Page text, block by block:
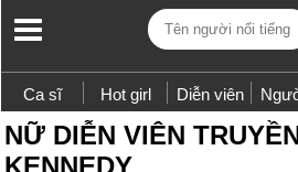
Ca sĩ Hot girl Diễn viên
NỮ DIỄN VIÊN
KENNEDY